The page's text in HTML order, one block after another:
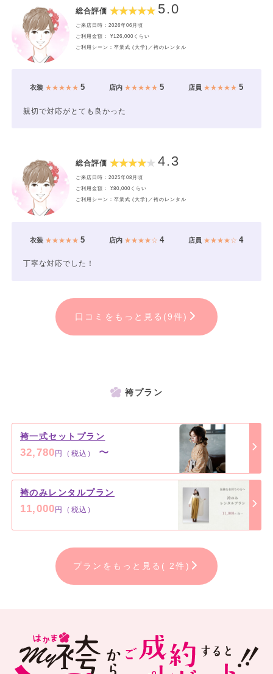
総合評価 5.0
ご来店日時：2026年06月頃
ご利用金額： ¥126,000くらい
ご利用シーン：卒業式 (大学)／袴のレンタル
衣装★★★★★ 5 店内★★★★★ 5 店員 ★★★★★5
親切で対応がとても良かった
総合評価 4.3
ご来店日時：2025年08月頃
ご利用金額： ¥80,000くらい
ご利用シーン：卒業式 (大学)／袴のレンタル
衣装★★★★★ 5 店内★★★★☆ 4 店員 ★★★★☆4
丁寧な対応でした！
口コミをもっと見る(9件)
袴プラン
袴一式セットプラン
32,780円（税込） 〜
袴のみレンタルプラン
11,000 円（税込）
プランをもっと見る( 2件)